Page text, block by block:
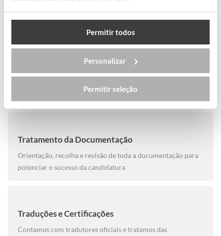
Permitir todos
Personalizar
Permitir seleção
por organizações internacionais
Candidaturas e Inscrições
Tratamento da Documentação
Orientação, recolha e revisão de toda a documentação para
potenciar o sucesso da candidatura
Traduções e Certificações
Contamos com tradutores oficiais e tratamos das